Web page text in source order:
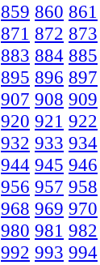
859 860 861
871 872 873
883 884 885
895 896 897
907 908 909
920 921 922
932 933 934
944 945 946
956 957 958
968 969 970
980 981 982
992 993 994